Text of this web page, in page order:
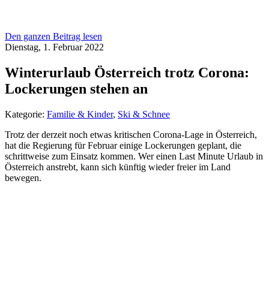
Den ganzen Beitrag lesen
Dienstag, 1. Februar 2022
Winterurlaub Österreich trotz Corona:
Lockerungen stehen an
Kategorie: Familie & Kinder, Ski & Schnee
Trotz der derzeit noch etwas kritischen Corona-Lage in Österreich,
hat die Regierung für Februar einige Lockerungen geplant, die
schrittweise zum Einsatz kommen. Wer einen Last Minute Urlaub in
Österreich anstrebt, kann sich künftig wieder freier im Land
bewegen.